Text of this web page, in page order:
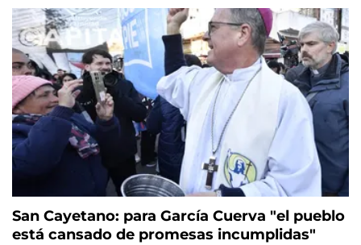
San Cayetano: para García Cuerva "el pueblo
está cansado de promesas incumplidas"